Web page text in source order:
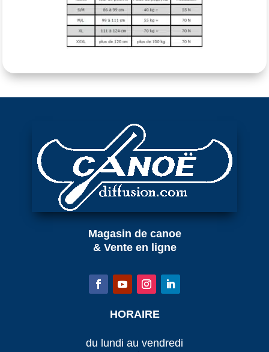
Magasin de canoe
& Vente en ligne
HORAIRE
du lundi au vendredi